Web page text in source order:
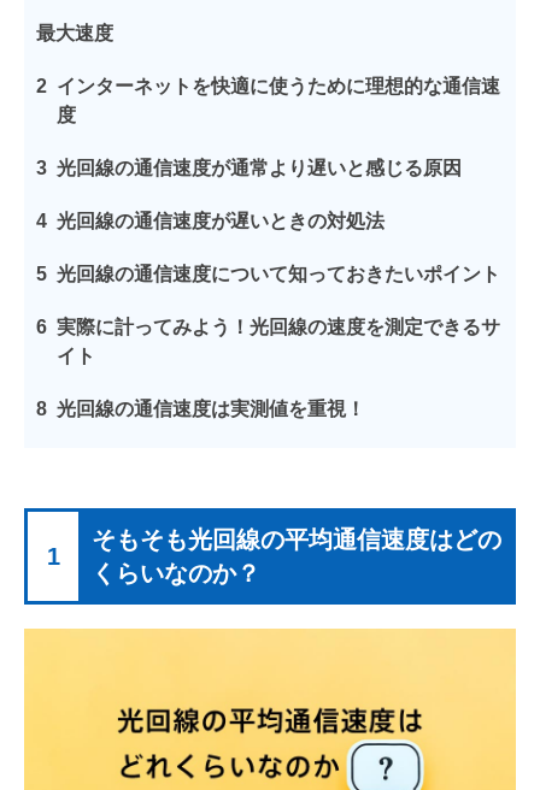
最大速度
2 インターネットを快適に使うために理想的な通信速
度
3 光回線の通信速度が通常より遅いと感じる原因
4 光回線の通信速度が遅いときの対処法
5 光回線の通信速度について知っておきたいポイント
6 実際に計ってみよう！光回線の速度を測定できるサ
イト
8 光回線の通信速度は実測値を重視！
1
そもそも光回線の平均通信速度はどの
くらいなのか？